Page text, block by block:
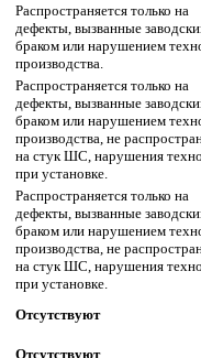
Распространяется только на
дефекты, вызванные
браком или нарушением
производства.
Распространяется только на
дефекты, вызванные
браком или нарушением
производства, не
на стук ШС, нарушения
при установке.
Распространяется только на
дефекты, вызванные
браком или нарушением
производства, не
на стук ШС, нарушения
при установке.
Отсутствуют
Отсутствуют